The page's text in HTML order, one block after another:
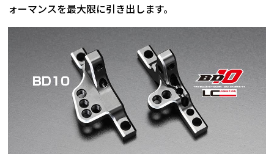
ォーマンスを最大限に引き出します。